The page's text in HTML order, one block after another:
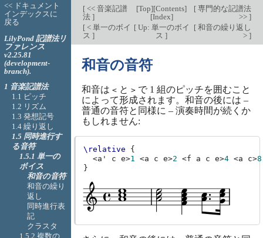
[<< 音楽記譜
法 ]
[Top][Contents]
[Index]
[専門的な記譜法
>> ]
[< 単一のボイ
ス ]
[Up: 単一のボイ
ス]
[和音の繰り返し
> ]
和音の音符
和音は <と >で 1 組のピッチを囲むこと
によって形成されます。和音の後には –
普通の音符と同様に – 演奏時間が続くか
もしれません:
\relative
{
<a' c e>1 <a c e>2 <f a c e>4 <a c>
}
<< ドキュメント
インデックスに
戻る
LilyPond 記譜法リ
ファレンス
v2.25.81
(development-
branch).
1 音楽記譜法
1.1 ピッチ
1.2 リズム
1.3 発想記号
1.4 繰り返し
1.5 同時進行す
る音符
1.5.1 単一の
ボイス
和音の音符
和音の繰り
返し
同時進行表
記
クラスタ
1.5.2 複数の